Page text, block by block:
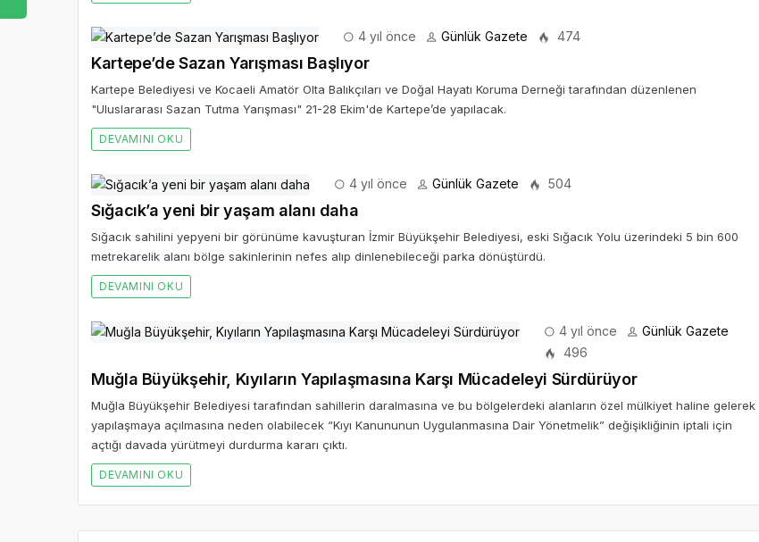
4 yıl önce Günlük Gazete 474
Kartepe’de Sazan Yarışması Başlıyor
Kartepe Belediyesi ve Kocaeli Amatör Olta Balıkçıları ve Doğal Hayatı Koruma Derneği tarafından düzenlenen
"Uluslararası Sazan Tutma Yarışması" 21-28 Ekim'de Kartepe’de yapılacak.
DEVAMINI OKU
4 yıl önce Günlük Gazete 504
Sığacık’a yeni bir yaşam alanı daha
Sığacık sahilini yepyeni bir görünüme kavuşturan İzmir Büyükşehir Belediyesi, eski Sığacık Yolu üzerindeki 5 bin 600
metrekarelik alanı bölge sakinlerinin nefes alıp dinlenebileceği parka dönüştürdü.
DEVAMINI OKU
4 yıl önce
Günlük Gazete
496
Muğla Büyükşehir, Kıyıların Yapılaşmasına Karşı Mücadeleyi Sürdürüyor
Muğla Büyükşehir Belediyesi tarafından sahillerin daralmasına ve bu bölgelerdeki alanların özel mülkiyet haline gelerek
yapılaşmaya açılmasına neden olabilecek “Kıyı Kanununun Uygulanmasına Dair Yönetmelik” değişikliğinin iptali için
açtığı davada yürütmeyi durdurma kararı çıktı.
DEVAMINI OKU